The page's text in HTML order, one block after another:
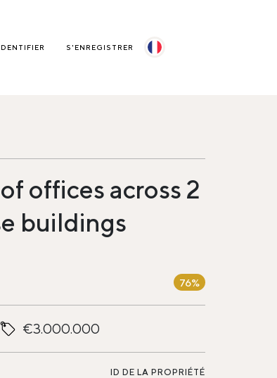
S'ENREGISTRER
offices across 2
buildings
76%
€3.000.000
ID DE LA PROPRIÉTÉ